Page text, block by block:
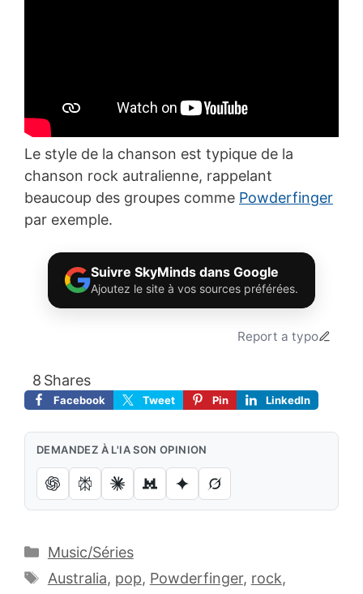
Le style de la chanson est typique de la
chanson rock autralienne, rappelant
beaucoup des groupes comme Powderfinger
par exemple.
Suivre SkyMinds dans Google
Ajoutez le site à vos sources préférées.
Report a typo
Shares
8
Facebook Tweet Pin LinkedIn
DEMANDEZ À L'IA SON OPINION
Catégories
Music/Séries
Étiquettes
Australia, pop, Powderfinger, rock,